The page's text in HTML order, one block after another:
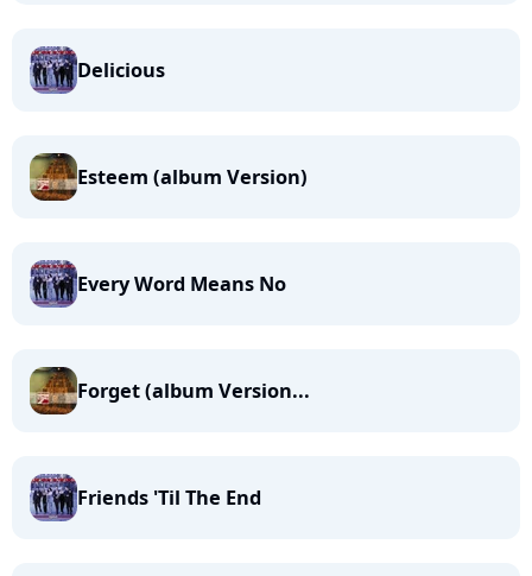
Delicious
Esteem (album Version)
Every Word Means No
Forget (album Version...
Friends 'Til The End